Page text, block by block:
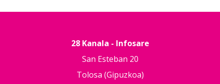
28 Kanala - Infosare
San Esteban 20
Tolosa (Gipuzkoa)